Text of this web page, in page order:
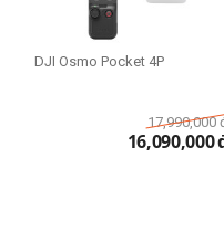
DJI Osmo Pocket 4P
17,990,000
16,090,000